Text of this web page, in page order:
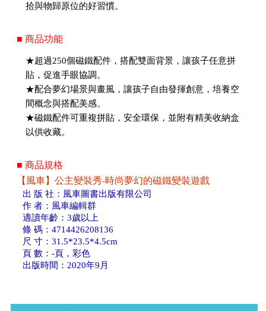
拾與物歸原位的好習慣。
■ 商品功能
★超過250個磁鐵配件，搭配雙面背景，讓孩子任意拼
貼，促進手眼協調。
★配合夢幻場景與畫風，讓孩子自由發揮創意，培養空
間概念與搭配美感。
★磁鐵配件可重複拼貼，安全環保，並附有精美收納盒
以供收藏。
■ 商品規格
【風車】公主變裝秀-時尚夢幻的磁鐵變裝遊戲
出 版 社：風車圖書出版有限公司
作 者：風車編輯群
適讀年齡：3歲以上
條 碼：4714426208136
尺 寸：31.5*23.5*4.5cm
頁 數：-頁，彩色
出版時間：2020年9月